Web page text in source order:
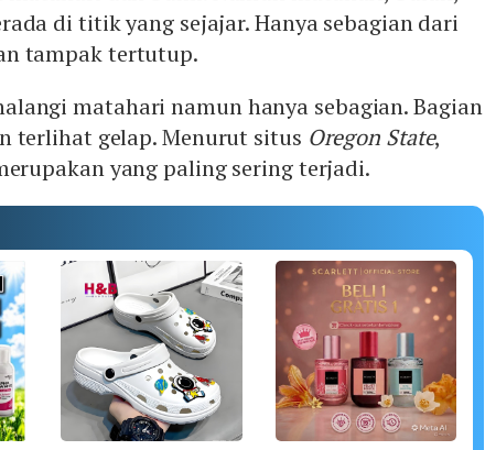
di titik yang sejajar. Hanya sebagian dari
tampak tertutup.
matahari namun hanya sebagian. Bagian
terlihat gelap. Menurut situs Oregon State,
yang paling sering terjadi.